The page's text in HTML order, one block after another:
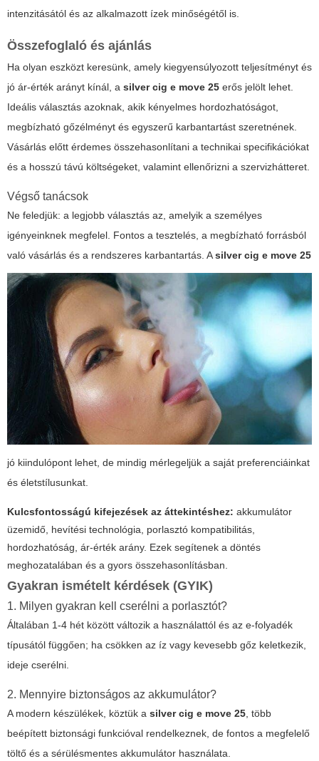
intenzitásától és az alkalmazott ízek minőségétől is.
Összefoglaló és ajánlás
Ha olyan eszközt keresünk, amely kiegyensúlyozott teljesítményt és
jó ár-érték arányt kínál, a silver cig e move 25 erős jelölt lehet.
Ideális választás azoknak, akik kényelmes hordozhatóságot,
megbízható gőzélményt és egyszerű karbantartást szeretnének.
Vásárlás előtt érdemes összehasonlítani a technikai specifikációkat
és a hosszú távú költségeket, valamint ellenőrizni a szervizhátteret.
Végső tanácsok
Ne feledjük: a legjobb választás az, amelyik a személyes
igényeinknek megfelel. Fontos a tesztelés, a megbízható forrásból
való vásárlás és a rendszeres karbantartás. Asilver cig e move 25
jó kiindulópont lehet, de mindig mérlegeljük a saját preferenciáinkat
és életstílusunkat.
Kulcsfontosságú kifejezések az áttekintéshez: akkumulátor
üzemidő hevítési technológia porlasztó kompatibilitás
hordozhatóság ár-érték arány. Ezek segítenek a döntés
meghozatalában és a gyors összehasonlításban.
Gyakran ismételt kérdések (GYIK)
1. Milyen gyakran kell cserélni a porlasztót?
Általában 1-4 hét között változik a használattól és az e-folyadék
típusától függően; ha csökken az íz vagy kevesebb gőz keletkezik,
ideje cserélni.
2. Mennyire biztonságos az akkumulátor?
A modern készülékek, köztük a silver cig e move 25 , több
beépített biztonsági funkcióval rendelkeznek, de fontos a megfelelő
töltő és a sérülésmentes akkumulátor használata.